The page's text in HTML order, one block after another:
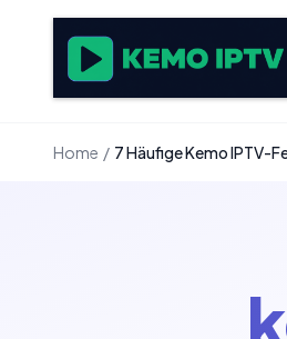
Home / 7 Häufige Kemo IPTV-